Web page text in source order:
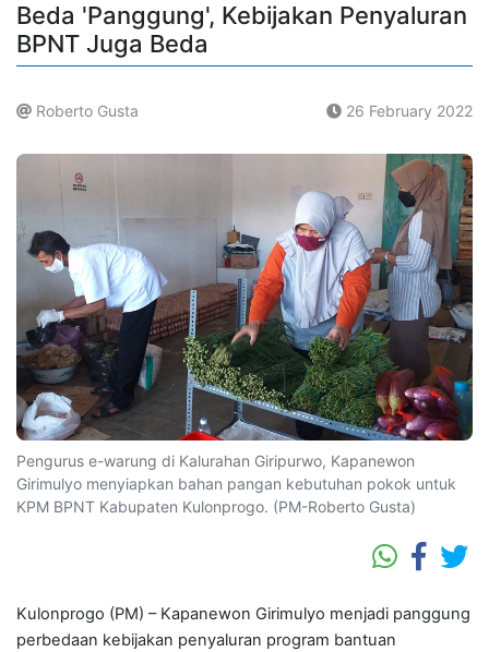
Beda 'Panggung', Kebijakan Penyaluran
BPNT Juga Beda
Roberto Gusta 26 February 2022
Pengurus e-warung di Kalurahan Giripurwo, Kapanewon
Girimulyo menyiapkan bahan pangan kebutuhan pokok untuk
KPM BPNT Kabupaten Kulonprogo. (PM-Roberto Gusta)
Kulonprogo (PM) – Kapanewon Girimulyo menjadi panggung
perbedaan kebijakan penyaluran program bantuan